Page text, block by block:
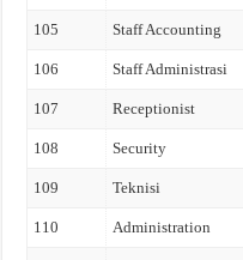
105 Staff Accounting
106 Staff Administrasi
107 Receptionist
108 Security
109 Teknisi
110 Administration